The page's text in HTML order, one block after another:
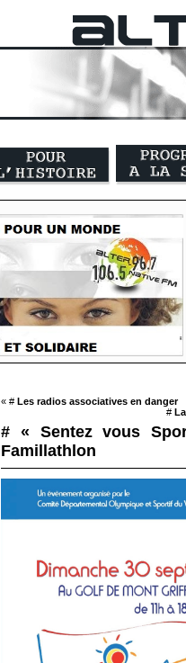
« # Les radios associatives en danger
#
# « Sentez vous
Famillathlon